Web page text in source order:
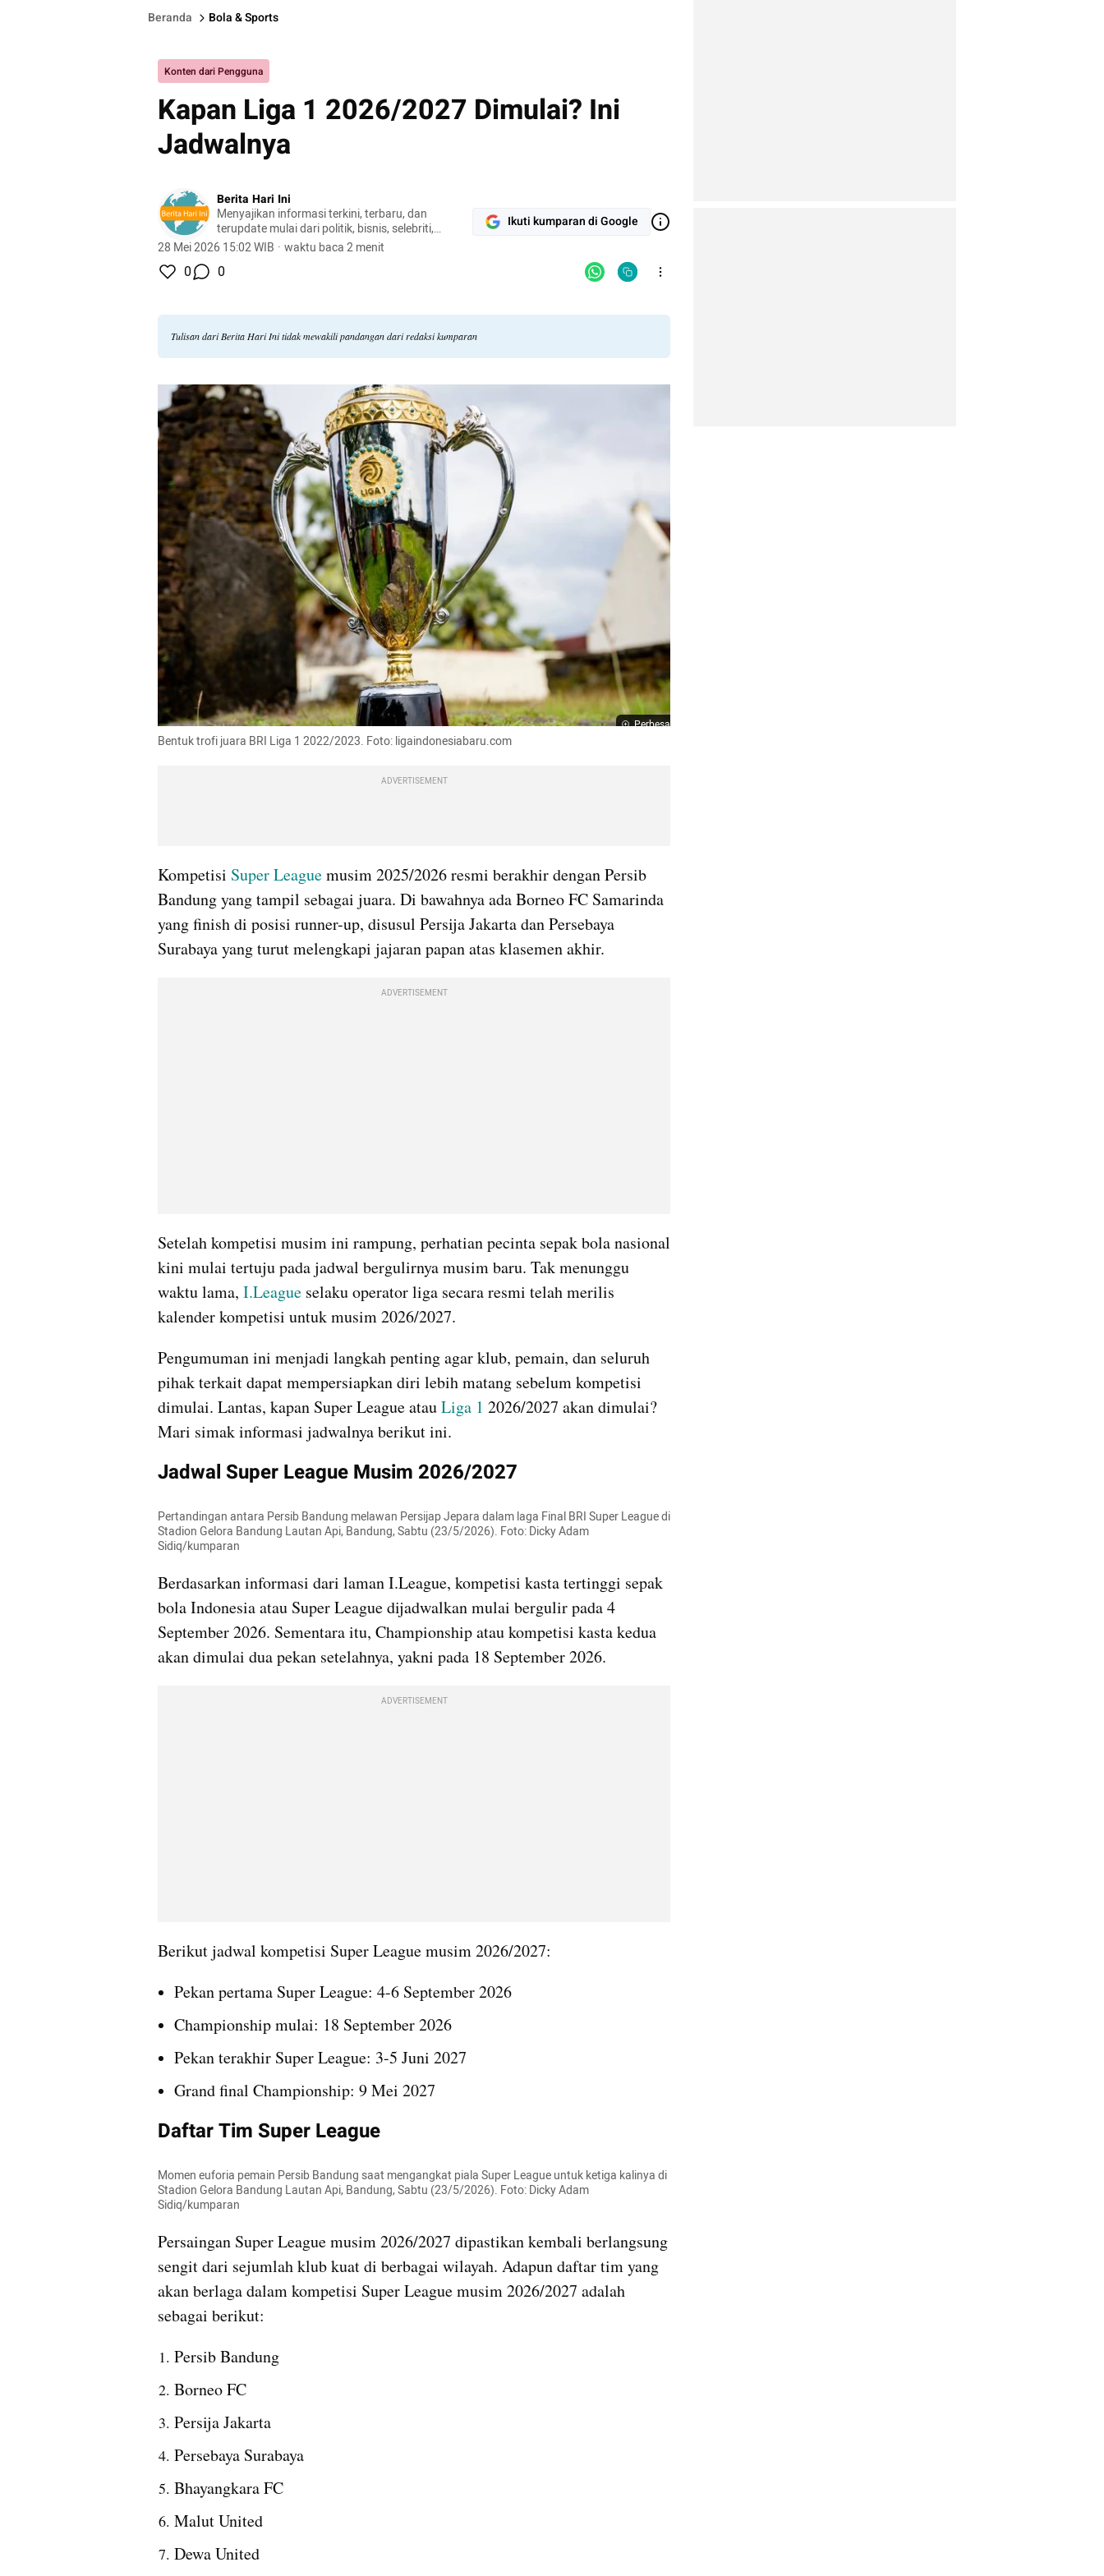
Beranda Bola & Sports
Konten dari Pengguna
Kapan Liga 1 2026/2027 Dimulai? Ini
Jadwalnya
Berita Hari Ini
Menyajikan informasi terkini, terbaru, dan
terupdate mulai dari politik, bisnis, selebriti,
lifestyle, dan masih banyak lagi.
28 Mei 2026 15:02 WIB · waktu baca 2 menit
Ikuti kumparan di Google
0 0
Tulisan dari Berita Hari Ini tidak mewakili pandangan dari redaksi kumparan
Perbesar
Bentuk trofi juara BRI Liga 1 2022/2023. Foto: ligaindonesiabaru.com
ADVERTISEMENT
Kompetisi Super League musim 2025/2026 resmi berakhir dengan Persib
Bandung yang tampil sebagai juara. Di bawahnya ada Borneo FC Samarinda
yang finish di posisi runner-up, disusul Persija Jakarta dan Persebaya
Surabaya yang turut melengkapi jajaran papan atas klasemen akhir.
ADVERTISEMENT
Setelah kompetisi musim ini rampung, perhatian pecinta sepak bola nasional
kini mulai tertuju pada jadwal bergulirnya musim baru. Tak menunggu
waktu lama, I.League selaku operator liga secara resmi telah merilis
kalender kompetisi untuk musim 2026/2027.
Pengumuman ini menjadi langkah penting agar klub, pemain, dan seluruh
pihak terkait dapat mempersiapkan diri lebih matang sebelum kompetisi
dimulai. Lantas, kapan Super League atau Liga 1 2026/2027 akan dimulai?
Mari simak informasi jadwalnya berikut ini.
Jadwal Super League Musim 2026/2027
Pertandingan antara Persib Bandung melawan Persijap Jepara dalam laga Final BRI Super League di
Stadion Gelora Bandung Lautan Api, Bandung, Sabtu (23/5/2026). Foto: Dicky Adam
Sidiq/kumparan
Berdasarkan informasi dari laman I.League, kompetisi kasta tertinggi sepak
bola Indonesia atau Super League dijadwalkan mulai bergulir pada 4
September 2026. Sementara itu, Championship atau kompetisi kasta kedua
akan dimulai dua pekan setelahnya, yakni pada 18 September 2026.
ADVERTISEMENT
Berikut jadwal kompetisi Super League musim 2026/2027:
Pekan pertama Super League: 4-6 September 2026
Championship mulai: 18 September 2026
Pekan terakhir Super League: 3-5 Juni 2027
Grand final Championship: 9 Mei 2027
Daftar Tim Super League
Momen euforia pemain Persib Bandung saat mengangkat piala Super League untuk ketiga kalinya di
Stadion Gelora Bandung Lautan Api, Bandung, Sabtu (23/5/2026). Foto: Dicky Adam
Sidiq/kumparan
Persaingan Super League musim 2026/2027 dipastikan kembali berlangsung
sengit dari sejumlah klub kuat di berbagai wilayah. Adapun daftar tim yang
akan berlaga dalam kompetisi Super League musim 2026/2027 adalah
sebagai berikut:
Persib Bandung
Borneo FC
Persija Jakarta
Persebaya Surabaya
Bhayangkara FC
Malut United
Dewa United